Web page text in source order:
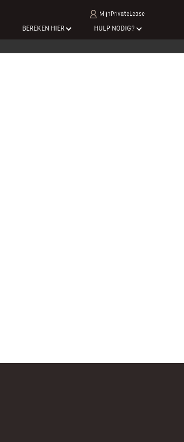
MijnPrivateLease
BEREKEN HIER HULP NODIG?